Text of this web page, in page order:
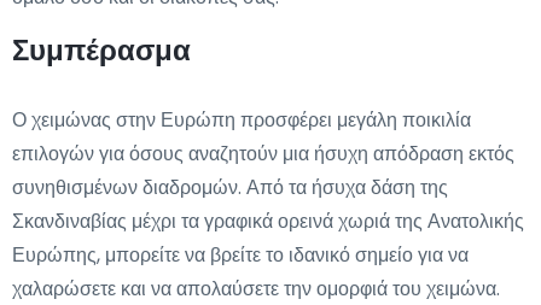
Συμπέρασμα
Ο χειμώνας στην Ευρώπη προσφέρει μεγάλη ποικιλία
επιλογών για όσους αναζητούν μια ήσυχη απόδραση εκτός
συνηθισμένων διαδρομών. Από τα ήσυχα δάση της
Σκανδιναβίας μέχρι τα γραφικά ορεινά χωριά της Ανατολικής
Ευρώπης, μπορείτε να βρείτε το ιδανικό σημείο για να
χαλαρώσετε και να απολαύσετε την ομορφιά του χειμώνα.